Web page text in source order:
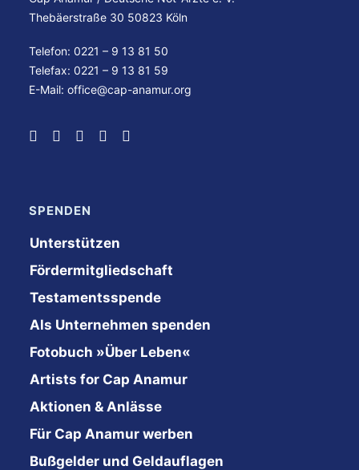
Thebäerstraße 30 50823 Köln
Telefon: 0221 – 9 13 81 50
Telefax: 0221 – 9 13 81 59
E-Mail: office@cap-anamur.org
SPENDEN
Unterstützen
Fördermitgliedschaft
Testamentsspende
Als Unternehmen spenden
Fotobuch »Über Leben«
Artists for Cap Anamur
Aktionen & Anlässe
Für Cap Anamur werben
Bußgelder und Geldauflagen